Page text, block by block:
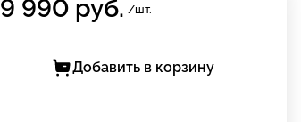
9 990 руб. /шт.
Добавить в корзину